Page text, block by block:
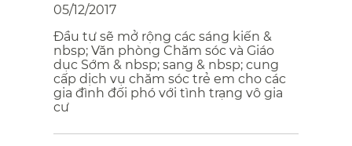
05/12/2017
Đầu tư sẽ mở rộng các sáng kiến &
nbsp; Văn phòng Chăm sóc và Giáo
dục Sớm & nbsp; sang & nbsp; cung
cấp dịch vụ chăm sóc trẻ em cho các
gia đình đối phó với tình trạng vô gia
cư​​